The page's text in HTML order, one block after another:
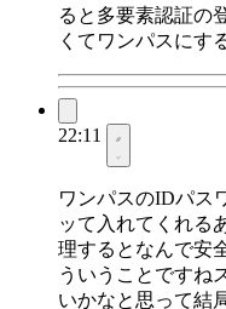
ると多要素認証の
くてワンパスにす
22:11
ワンパスのIDパス
ッて入れてくれる
理するとなんで安
ういうことですね
いかなと思って結